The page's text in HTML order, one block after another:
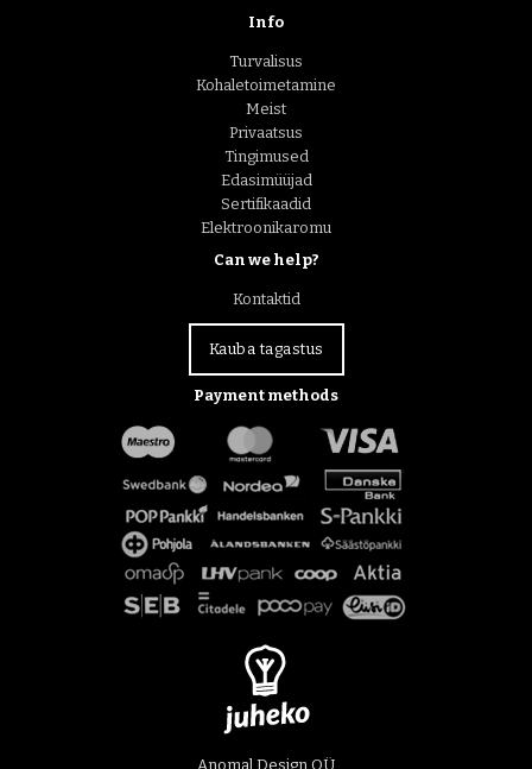
Info
Turvalisus
Kohaletoimetamine
Meist
Privaatsus
Tingimused
Edasimüüjad
Sertifikaadid
Elektroonikaromu
Can we help?
Kontaktid
Kauba tagastus
Payment methods
Anomal Design OÜ